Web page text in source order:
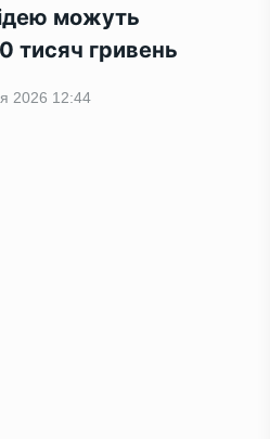
можуть
тисяч гривень
2026 12:44